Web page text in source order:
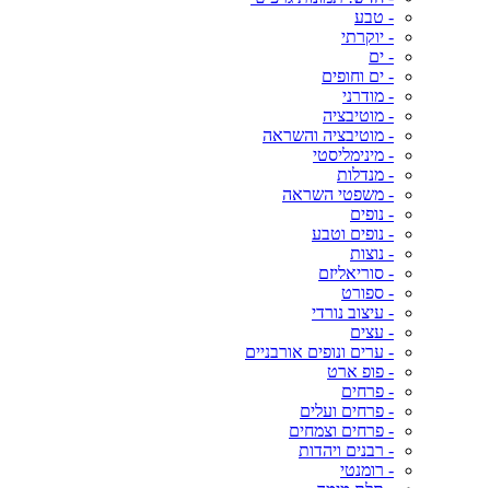
- טבע
- יוקרתי
- ים
- ים וחופים
- מודרני
- מוטיבציה
- מוטיבציה והשראה
- מינימליסטי
- מנדלות
- משפטי השראה
- נופים
- נופים וטבע
- נוצות
- סוריאליזם
- ספורט
- עיצוב נורדי
- עצים
- ערים ונופים אורבניים
- פופ ארט
- פרחים
- פרחים ועלים
- פרחים וצמחים
- רבנים ויהדות
- רומנטי